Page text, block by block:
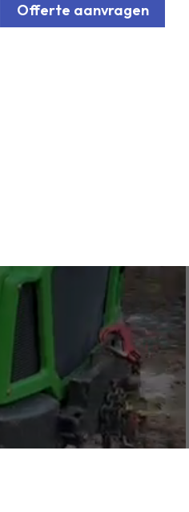
Offerte aanvragen